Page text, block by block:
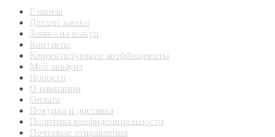
Главная
Детали заявки
Заявка на выкуп
Контакты
Корректирующие коэффициенты
Мой аккаунт
Новости
О компании
Оплата
Покупка и доставка
Политика конфиденциальности
Почтовые отправления